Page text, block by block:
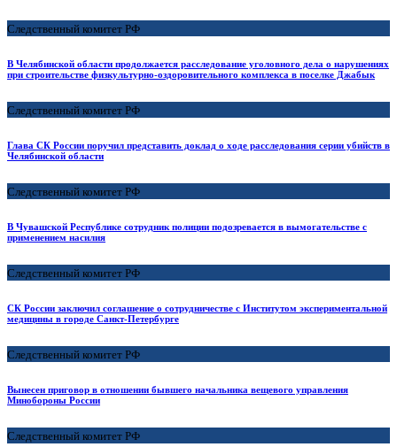
Следственный комитет РФ
В Челябинской области продолжается расследование уголовного дела о нарушениях
при строительстве физкультурно-оздоровительного комплекса в поселке Джабык
Следственный комитет РФ
Глава СК России поручил представить доклад о ходе расследования серии убийств в
Челябинской области
Следственный комитет РФ
В Чувашской Республике сотрудник полиции подозревается в вымогательстве с
применением насилия
Следственный комитет РФ
СК России заключил соглашение о сотрудничестве с Институтом экспериментальной
медицины в городе Санкт-Петербурге
Следственный комитет РФ
Вынесен приговор в отношении бывшего начальника вещевого управления
Минобороны России
Следственный комитет РФ